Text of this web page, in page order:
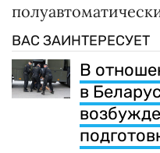
ВАС ЗАИНТЕРЕСУЕТ
В
в